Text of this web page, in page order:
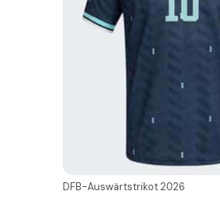
DFB-Auswärtstrikot 2026